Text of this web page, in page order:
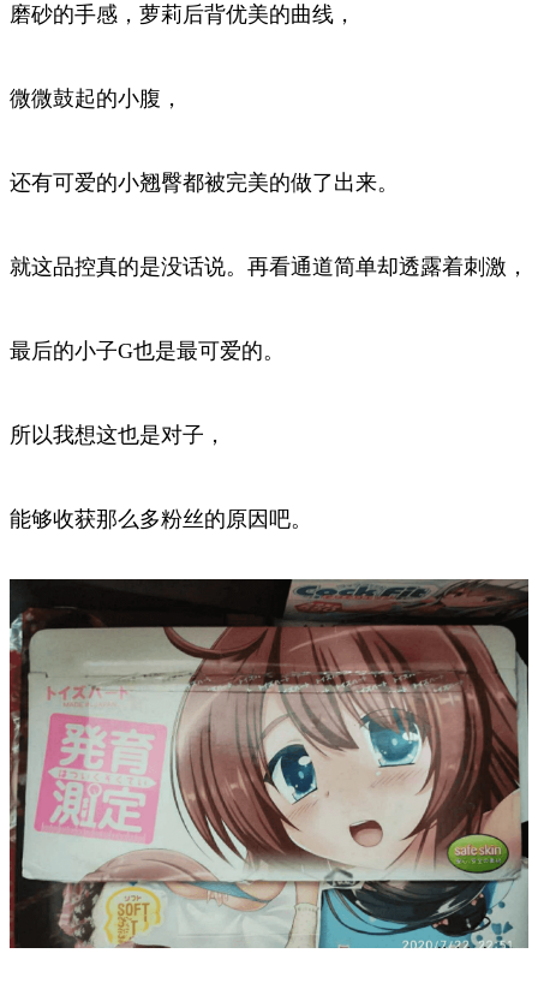
磨砂的手感，萝莉后背优美的曲线，
微微鼓起的小腹，
还有可爱的小翘臀都被完美的做了出来。
就这品控真的是没话说。再看通道简单却透露着刺激，
最后的小子G也是最可爱的。
所以我想这也是对子，
能够收获那么多粉丝的原因吧。